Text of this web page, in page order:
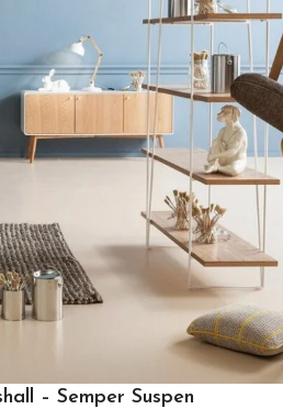
– Semper Suspen